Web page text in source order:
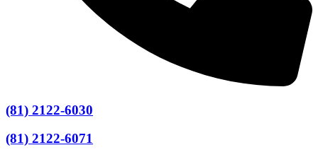
(81) 2122-6030
(81) 2122-6071